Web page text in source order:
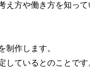
方や働き方を知って
作します。
ているとのことです